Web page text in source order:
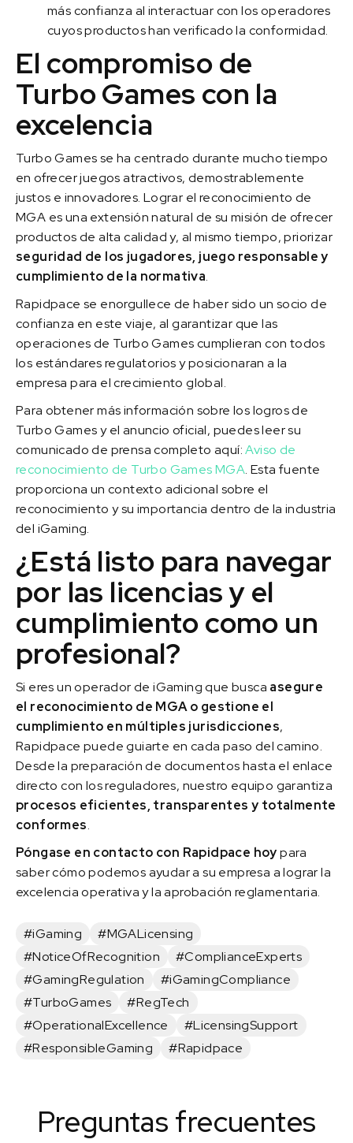
más confianza al interactuar con los operadores
cuyos productos han verificado la conformidad.
El compromiso de
Turbo Games con la
excelencia
Turbo Games se ha centrado durante mucho tiempo
en ofrecer juegos atractivos, demostrablemente
justos e innovadores. Lograr el reconocimiento de
MGA es una extensión natural de su misión de ofrecer
productos de alta calidad y, al mismo tiempo, priorizar
seguridad de los jugadores, juego responsable y
cumplimiento de la normativa.
Rapidpace se enorgullece de haber sido un socio de
confianza en este viaje, al garantizar que las
operaciones de Turbo Games cumplieran con todos
los estándares regulatorios y posicionaran a la
empresa para el crecimiento global.
Para obtener más información sobre los logros de
Turbo Games y el anuncio oficial, puedes leer su
comunicado de prensa completo aquí:Aviso de
reconocimiento de Turbo Games MGA. Esta fuente
proporciona un contexto adicional sobre el
reconocimiento y su importancia dentro de la industria
del iGaming.
¿Está listo para navegar
por las licencias y el
cumplimiento como un
profesional?
Si eres un operador de iGaming que busca asegure
el reconocimiento de MGA o gestione el
cumplimiento en múltiples jurisdicciones,
Rapidpace puede guiarte en cada paso del camino.
Desde la preparación de documentos hasta el enlace
directo con los reguladores, nuestro equipo garantiza
procesos eficientes, transparentes y totalmente
conformes.
Póngase en contacto con Rapidpace hoypara
saber cómo podemos ayudar a su empresa a lograr la
excelencia operativa y la aprobación reglamentaria.
#iGaming
#MGALicensing
#NoticeOfRecognition
#ComplianceExperts
#GamingRegulation
#iGamingCompliance
#TurboGames
#RegTech
#OperationalExcellence
#LicensingSupport
#ResponsibleGaming
#Rapidpace
Preguntas frecuentes